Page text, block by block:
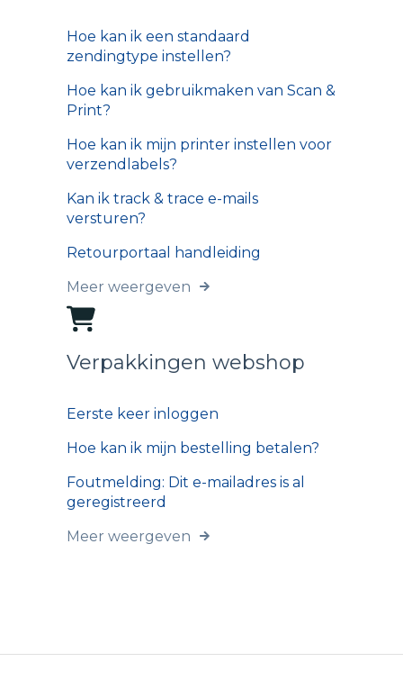
Hoe kan ik een standaard
zendingtype instellen?
Hoe kan ik gebruikmaken van Scan &
Print?
Hoe kan ik mijn printer instellen voor
verzendlabels?
Kan ik track & trace e-mails
versturen?
Retourportaal handleiding
Meer weergeven
Verpakkingen webshop
Eerste keer inloggen
Hoe kan ik mijn bestelling betalen?
Foutmelding: Dit e-mailadres is al
geregistreerd
Meer weergeven